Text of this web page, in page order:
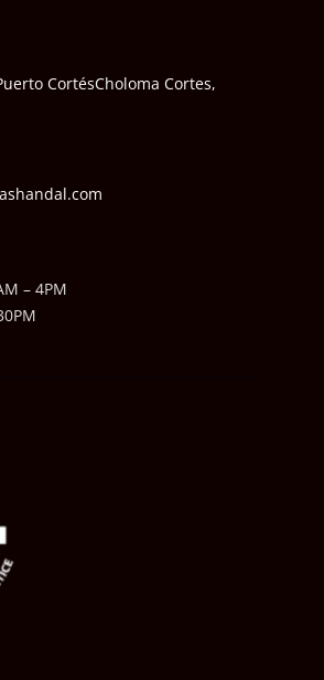
CortésCholoma Cortes,
– 4PM